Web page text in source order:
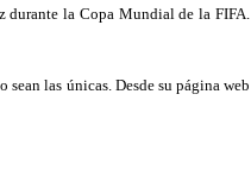
durante la Copa Mundial de la FIFA.
sean las únicas. Desde su página web